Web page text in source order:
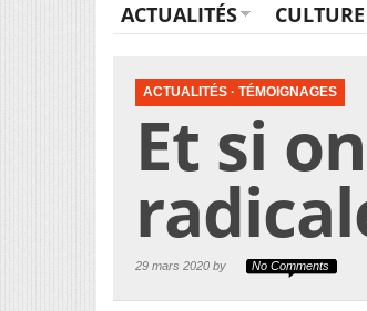
ACTUALITÉS CULTURE
ACTUALITÉS · TÉMOIGNAGES
Et si
29 mars 2020 by No Comments